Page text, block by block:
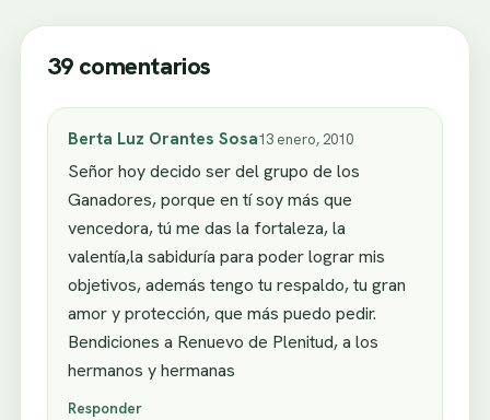
39 comentarios
Berta Luz Orantes Sosa13 enero, 2010
Señor hoy decido ser del grupo de los
Ganadores, porque en tí soy más que
vencedora, tú me das la fortaleza, la
valentía,la sabiduría para poder lograr mis
objetivos, además tengo tu respaldo, tu gran
amor y protección, que más puedo pedir.
Bendiciones a Renuevo de Plenitud, a los
hermanos y hermanas
Responder